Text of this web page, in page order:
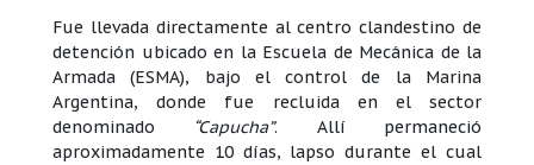
Fue llevada directamente al centro clandestino de
detención ubicado en la Escuela de Mecánica de la
Armada (ESMA), bajo el control de la Marina
Argentina, donde fue recluida en el sector
denominado “Capucha”. Allí permaneció
aproximadamente 10 días, lapso durante el cual